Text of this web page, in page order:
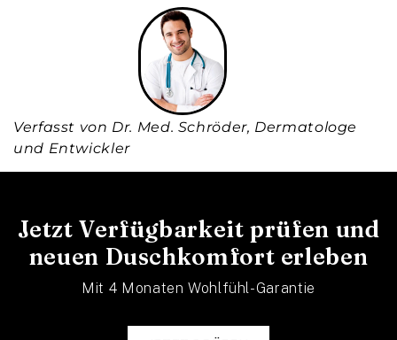
Verfasst von Dr. Med. Schröder, Dermatologe
und Entwickler
Jetzt Verfügbarkeit prüfen und
neuen Duschkomfort erleben
Mit 4 Monaten Wohlfühl-Garantie